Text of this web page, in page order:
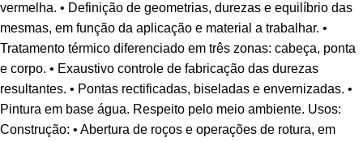
vermelha. • Definição de geometrias, durezas e equilíbrio das
mesmas, em função da aplicação e material a trabalhar. •
Tratamento térmico diferenciado em três zonas: cabeça, ponta
e corpo. • Exaustivo controle de fabricação das durezas
resultantes. • Pontas rectificadas, biseladas e envernizadas. •
Pintura em base água. Respeito pelo meio ambiente. Usos:
Construção: • Abertura de roços e operações de rotura, em